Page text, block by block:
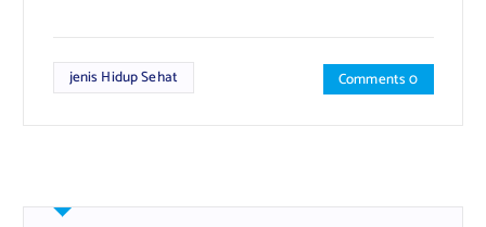
jenis Hidup Sehat Comments 0